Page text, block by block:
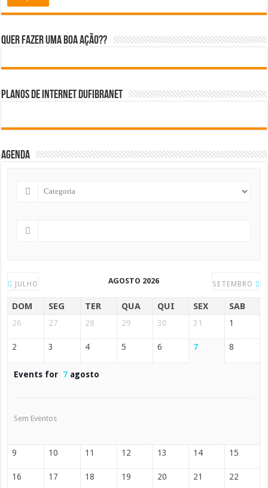
Quer fazer uma boa ação??
Planos de internet DUFIBRANET
Agenda
JULHO AGOSTO 2026 SETEMBRO
DOM SEG TER QUA QUI SEX SAB
26 27 28 29 30 31 1
2 3 4 5 6 7 8
Events for 7 agosto
Sem Eventos
9 10 11 12 13 14 15
16 17 18 19 20 21 22